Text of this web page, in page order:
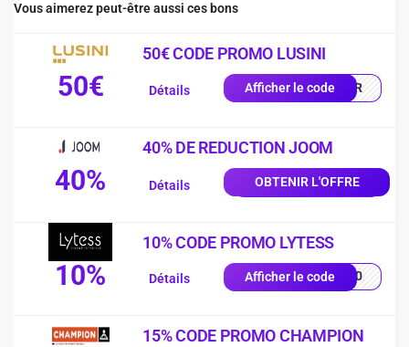
Vous aimerez peut-être aussi ces bons
50€
50€ CODE PROMO LUSINI
Afficher le code0-FR
Détails
40%
40% DE REDUCTION JOOM
OBTENIR L'OFFRE
Détails
10%
10% CODE PROMO LYTESS
Afficher le codeSS10
Détails
15% CODE PROMO CHAMPION